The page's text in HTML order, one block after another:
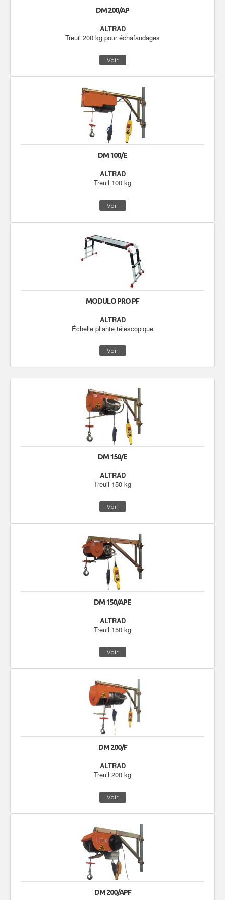
DM 200/AP
ALTRAD
Treuil 200 kg pour échafaudages
Voir
DM 100/E
ALTRAD
Treuil 100 kg
Voir
MODULO PRO PF
ALTRAD
Échelle pliante télescopique
Voir
DM 150/E
ALTRAD
Treuil 150 kg
Voir
DM 150/APE
ALTRAD
Treuil 150 kg
Voir
DM 200/F
ALTRAD
Treuil 200 kg
Voir
DM 200/APF